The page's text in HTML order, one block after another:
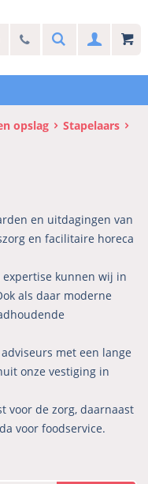
Stel uw vraag
030 69 50 814Search
opslag
Stapelaars
en uitdagingen van
en facilitaire horeca
kunnen wij in
als daar moderne
met een lange
onze vestiging in
voor de zorg, daarnaast
voor foodservice.